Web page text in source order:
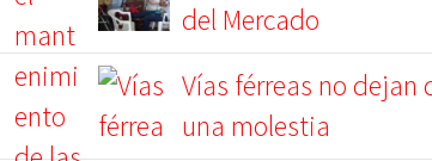
del Mercado
Vías férreas no dejan
una molestia